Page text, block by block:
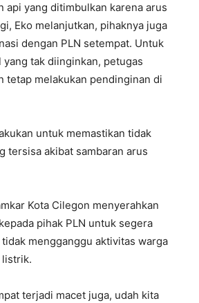
api yang ditimbulkan karena arus
Eko melanjutkan, pihaknya juga
dengan PLN setempat. Untuk
tak diinginkan, petugas
tetap melakukan pendinginan di
untuk memastikan tidak
tersisa akibat sambaran arus
Kota Cilegon menyerahkan
pihak PLN untuk segera
mengganggu aktivitas warga
listrik.
terjadi macet juga, udah kita